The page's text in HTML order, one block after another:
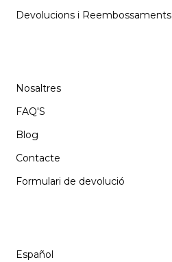
Devolucions i Reembossaments
Nosaltres
FAQ'S
Blog
Contacte
Formulari de devolució
Español